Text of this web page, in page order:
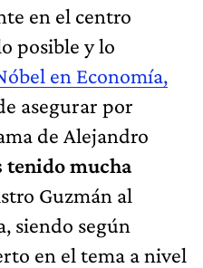
en el centro
posible y lo
en Economía,
asegurar por
de Alejandro
tenido mucha
Guzmán al
siendo según
en el tema a nivel